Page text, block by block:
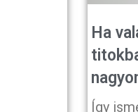
Ha
Így